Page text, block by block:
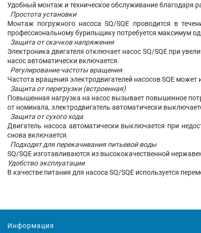
Удобный монтаж и техническое обслуживание благодаря
Простота установки
Монтаж погружного насоса SQ/SQE проводится в
профессиональному бурильщику потребуется максимум
Защита от скачков напряжения
Электроника двигателя отключает насос SQ/SQE при
насос автоматически включается.
Регулирование частоты вращения
Частота вращения электродвигателей насосов SQE
Защита от перегрузки (встроенная)
Повышенная нагрузка на насос вызывает повышенное
от номинала, электродвигатель автоматически
Защита от сухого хода
Двигатель насоса автоматически выключается при
снова включается.
Подходят для перекачивания питьевой воды
SQ/SQE изготавливаются из высококачественной
Удобство эксплуатации
В качестве питания для насоса SQ/SQE используется
Информация